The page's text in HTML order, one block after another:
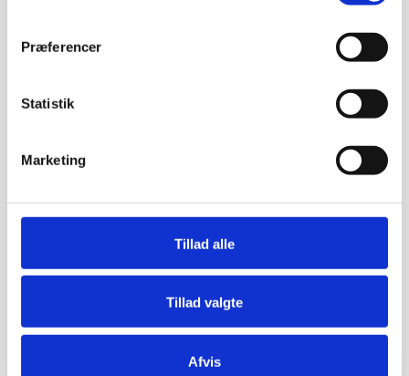
Præferencer
Statistik
Marketing
Tillad alle
Tillad valgte
Afvis